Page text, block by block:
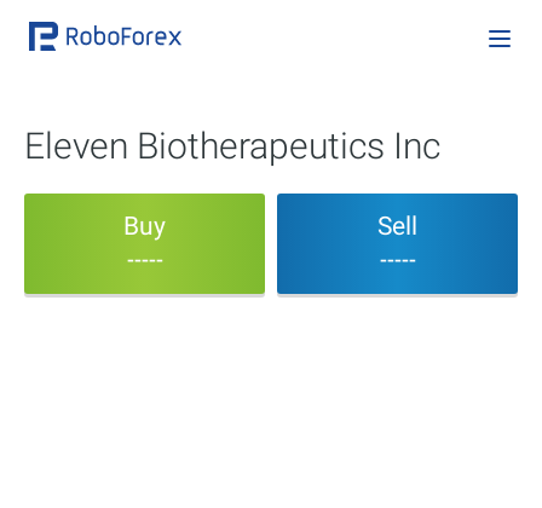
Eleven Biotherapeutics Inc
Buy
-----
Sell
-----